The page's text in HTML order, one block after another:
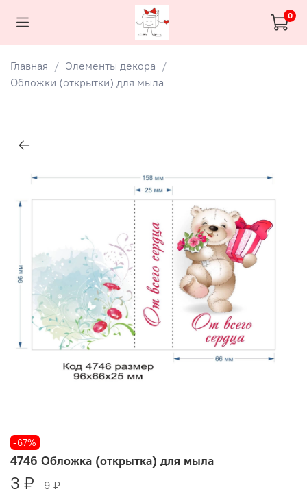
0
Главная
Элементы декора
Обложки (открытки) для мыла
-67%
4746 Обложка (открытка) для мыла
3 ₽ 9 ₽